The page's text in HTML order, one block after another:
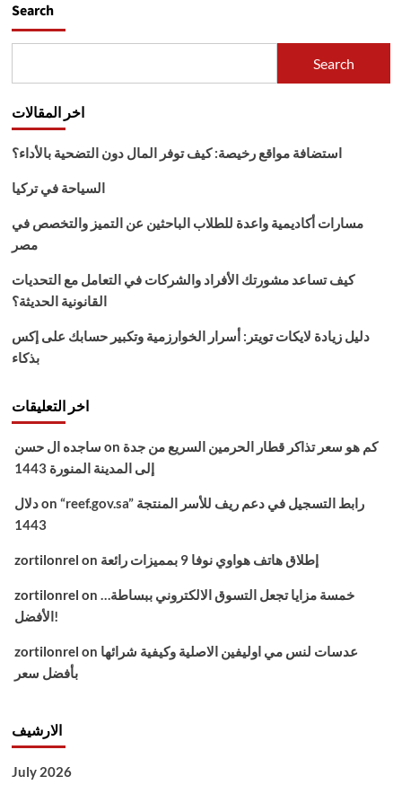
عن
2021/2022
وزارة
والتعليم
mohesr.gov.iq
Search
Search
اخر المقالات
استضافة مواقع رخيصة: كيف توفر المال دون التضحية بالأداء؟
السياحة في تركيا
مسارات أكاديمية واعدة للطلاب الباحثين عن التميز والتخصص في
مصر
كيف تساعد مشورتك الأفراد والشركات في التعامل مع التحديات
القانونية الحديثة؟
دليل زيادة لايكات تويتر: أسرار الخوارزمية وتكبير حسابك على إكس
بذكاء
اخر التعليقات
ساجده ال حسن on كم هو سعر تذاكر قطار الحرمين السريع من جدة
إلى المدينة المنورة 1443
دلالon “reef.gov.sa” رابط التسجيل في دعم ريف للأسر المنتجة
1443
zortilonrel on إطلاق هاتف هواوي نوفا 9 بمميزات رائعة
zortilonrel on خمسة مزايا تجعل التسوق الالكتروني ببساطة…
الأفضل!
zortilonrel on عدسات لنس مي اوليفين الاصلية وكيفية شرائها
بأفضل سعر
الارشيف
July 2026